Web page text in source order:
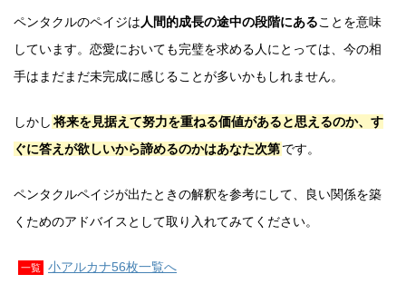
ペンタクルのペイジは人間的成長の途中の段階にあることを意味
しています。恋愛においても完璧を求める人にとっては、今の相
手はまだまだ未完成に感じることが多いかもしれません。
しかし 将来を見据えて努力を重ねる価値があると思えるのか、す
ぐに答えが欲しいから諦めるのかはあなた次第です。
ペンタクルペイジが出たときの解釈を参考にして、良い関係を築
くためのアドバイスとして取り入れてみてください。
一覧 小アルカナ56枚一覧へ